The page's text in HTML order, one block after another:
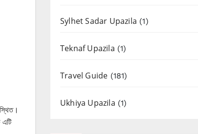
Sylhet Sadar Upazila (1)
Teknaf Upazila (1)
Travel Guide (181)
Ukhiya Upazila (1)